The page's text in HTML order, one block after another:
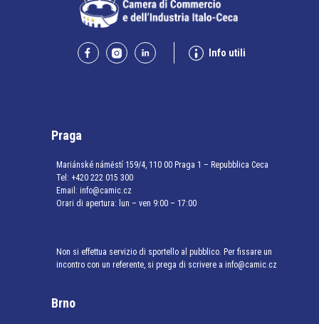
Info utili
Praga
Mariánské náměstí 159/4, 110 00 Praga 1 – Repubblica Ceca
Tel: +420 222 015 300
Email: info@camic.cz
Orari di apertura: lun – ven 9:00 – 17:00
Non si effettua servizio di sportello al pubblico. Per fissare un
incontro con un referente, si prega di scrivere a info@camic.cz
Brno